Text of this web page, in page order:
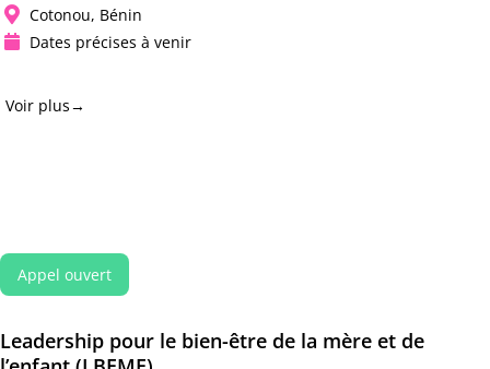
 Cotonou, Bénin
 Dates précises à venir
Voir plus→
Appel ouvert
Leadership pour le bien-être de la mère et de